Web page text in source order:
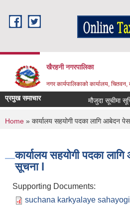
खैरहनी नगरपालिका
नगर कार्यपालिकाको कार्यालय, चितवन,
प्रमुख समाचार मौजुदा सूचीमा
You are here
Home » कार्यालय सहयोगी पदका लागि आबेदन
कार्यालय सहयोगी पदका
सूचना l
Supporting Documents:
suchana karkyalaye